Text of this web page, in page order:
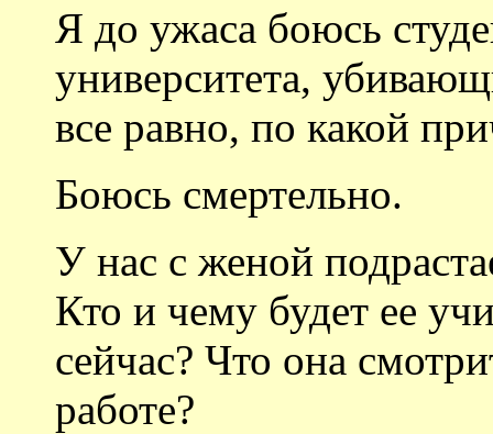
Я до ужаса боюсь
университета,
все равно, по какой
Боюсь смертельно.
У нас с женой
Кто и чему будет ее
сейчас? Что она
работе?